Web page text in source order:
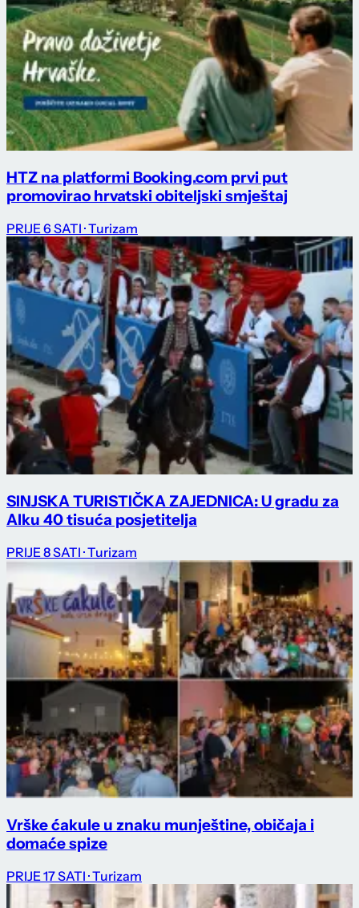
HTZ na platformi Booking.com prvi put
promovirao hrvatski obiteljski smještaj
PRIJE 6 SATI · Turizam
SINJSKA TURISTIČKA ZAJEDNICA: U gradu za
Alku 40 tisuća posjetitelja
PRIJE 8 SATI · Turizam
Vrške ćakule u znaku munještine, običaja i
domaće spize
PRIJE 17 SATI · Turizam